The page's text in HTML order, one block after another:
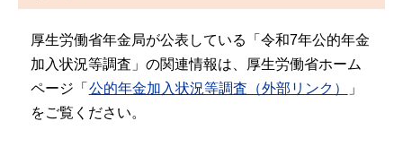
厚生労働省年金局が公表している「令和7年公的年金
加入状況等調査」の関連情報は、厚生労働省ホーム
ページ「 公的年金加入状況等調査（外部リンク）
」
をご覧ください。